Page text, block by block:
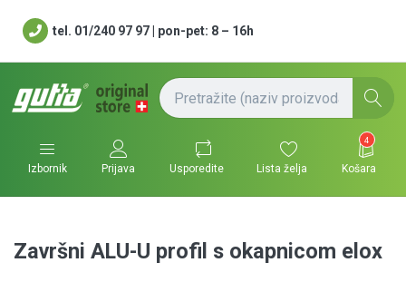
tel. 01/240 97 97 | pon-pet: 8 – 16h
Izbornik Prijava Usporedite Lista želja
4
Košara
Završni ALU-U profil s okapnicom elox